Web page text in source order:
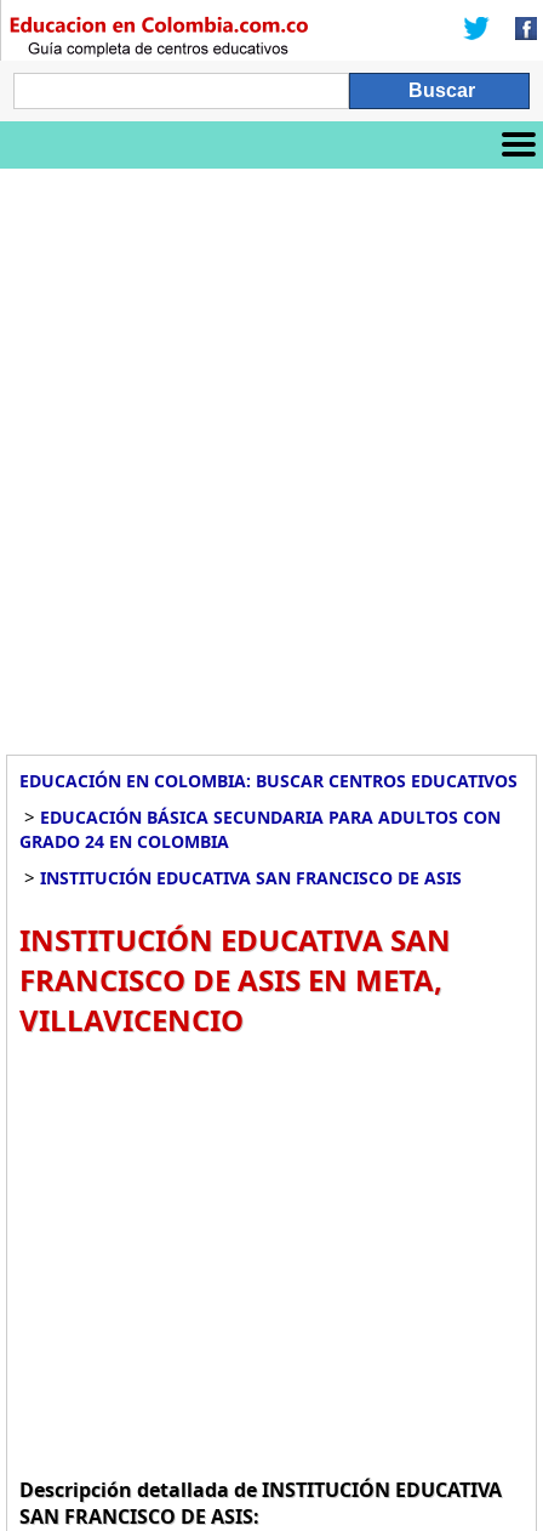
EDUCACIÓN EN COLOMBIA: BUSCAR CENTROS EDUCATIVOS
> EDUCACIÓN BÁSICA SECUNDARIA PARA ADULTOS CON
GRADO 24 EN COLOMBIA
> INSTITUCIÓN EDUCATIVA SAN FRANCISCO DE ASIS
INSTITUCIÓN EDUCATIVA SAN
FRANCISCO DE ASIS EN META,
VILLAVICENCIO
Descripción detallada de INSTITUCIÓN EDUCATIVA
SAN FRANCISCO DE ASIS: